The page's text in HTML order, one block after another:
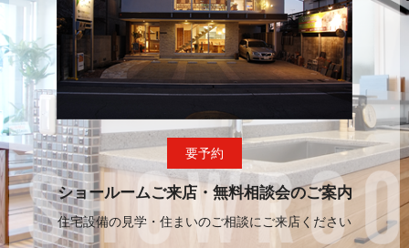
要予約
ショールームご来店・無料相談会のご案内
住宅設備の見学・住まいのご相談にご来店ください